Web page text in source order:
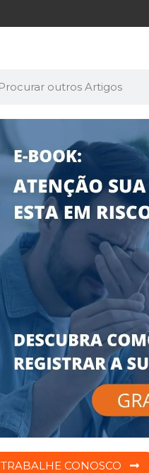
TRABALHE CONOSCO